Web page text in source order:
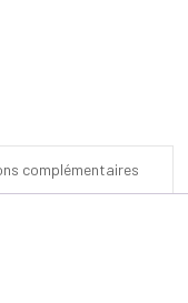
complémentaires